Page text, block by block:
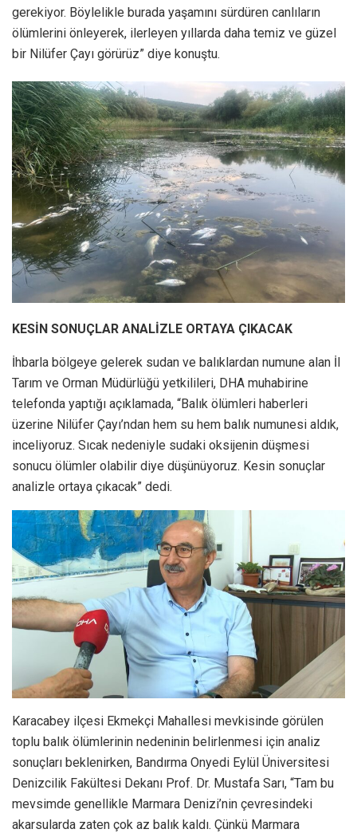
gerekiyor. Böylelikle burada yaşamını sürdüren canlıların
ölümlerini önleyerek, ilerleyen yıllarda daha temiz ve güzel
bir Nilüfer Çayı görürüz” diye konuştu.
KESİN SONUÇLAR ANALİZLE ORTAYA ÇIKACAK
İhbarla bölgeye gelerek sudan ve balıklardan numune alan İl
Tarım ve Orman Müdürlüğü yetkilileri, DHA muhabirine
telefonda yaptığı açıklamada, “Balık ölümleri haberleri
üzerine Nilüfer Çayı’ndan hem su hem balık numunesi aldık,
inceliyoruz. Sıcak nedeniyle sudaki oksijenin düşmesi
sonucu ölümler olabilir diye düşünüyoruz. Kesin sonuçlar
analizle ortaya çıkacak” dedi.
Karacabey ilçesi Ekmekçi Mahallesi mevkisinde görülen
toplu balık ölümlerinin nedeninin belirlenmesi için analiz
sonuçları beklenirken, Bandırma Onyedi Eylül Üniversitesi
Denizcilik Fakültesi Dekanı Prof. Dr. Mustafa Sarı, “Tam bu
mevsimde genellikle Marmara Denizi’nin çevresindeki
akarsularda zaten çok az balık kaldı. Çünkü Marmara